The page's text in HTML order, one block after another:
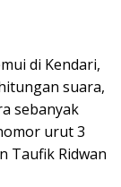
di Kendari,
suara,
sebanyak
urut 3
Taufik Ridwan